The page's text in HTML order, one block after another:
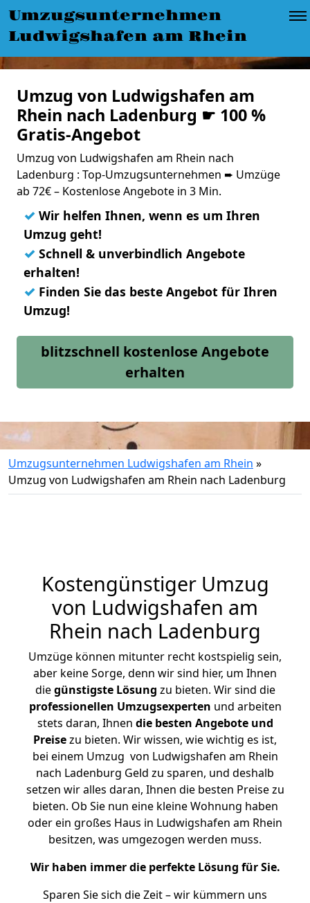
Umzugsunternehmen
Ludwigshafen am Rhein
Umzug von Ludwigshafen am
Rhein nach Ladenburg ☛ 100 %
Gratis-Angebot
Umzug von Ludwigshafen am Rhein nach
Ladenburg : Top-Umzugsunternehmen ➨ Umzüge
ab 72€ – Kostenlose Angebote in 3 Min.
✓ Wir helfen Ihnen, wenn es um Ihren
Umzug geht!
✓ Schnell & unverbindlich Angebote
erhalten!
✓ Finden Sie das beste Angebot für Ihren
Umzug!
blitzschnell kostenlose Angebote
erhalten
Umzugsunternehmen Ludwigshafen am Rhein »
Umzug von Ludwigshafen am Rhein nach Ladenburg
Kostengünstiger Umzug
von Ludwigshafen am
Rhein nach Ladenburg
Umzüge können mitunter recht kostspielig sein,
aber keine Sorge, denn wir sind hier, um Ihnen
diegünstigste Lösung zu bieten. Wir sind die
professionellen Umzugsexperten und arbeiten
stets daran, Ihnen die besten Angebote und
Preisezu bieten. Wir wissen, wie wichtig es ist,
bei einem Umzug von Ludwigshafen am Rhein
nach Ladenburg Geld zu sparen, und deshalb
setzen wir alles daran, Ihnen die besten Preise zu
bieten. Ob Sie nun eine kleine Wohnung haben
oder ein großes Haus in Ludwigshafen am Rhein
besitzen, was umgezogen werden muss.
Wir haben immer die perfekte Lösung für Sie.
Sparen Sie sich die Zeit – wir kümmern uns